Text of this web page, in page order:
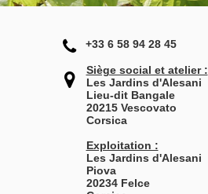


+33 6 58 94 28 45
Siège social et atelier :
Les Jardins d'Alesani
Lieu-dit Bangale
20215 Vescovato
Corsica
Exploitation :
Les Jardins d'Alesani
Piova
20234 Felce